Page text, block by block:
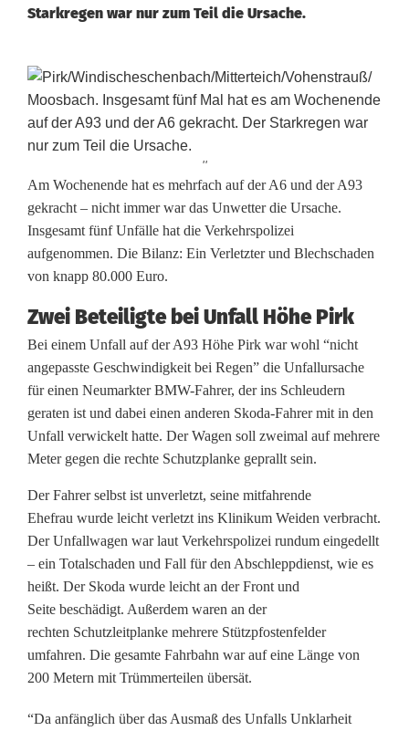
Starkregen war nur zum Teil die Ursache.
''
F
ü
n
U
n
f
ä
l
l
e
a
u
f
A
u
Am Wochenende hat es mehrfach auf der A6 und der A93
gekracht – nicht immer war das Unwetter die Ursache.
Insgesamt fünf Unfälle hat die Verkehrspolizei
aufgenommen. Die Bilanz: Ein Verletzter und Blechschaden
von knapp 80.000 Euro.
Zwei Beteiligte bei Unfall Höhe Pirk
Bei einem Unfall auf der A93 Höhe Pirk war wohl “nicht
angepasste Geschwindigkeit bei Regen” die Unfallursache
für einen Neumarkter BMW-Fahrer, der ins Schleudern
geraten ist und dabei einen anderen Skoda-Fahrer mit in den
Unfall verwickelt hatte. Der Wagen soll zweimal auf mehrere
Meter gegen die rechte Schutzplanke geprallt sein.
Der Fahrer selbst ist unverletzt, seine mitfahrende
Ehefrau wurde leicht verletzt ins Klinikum Weiden verbracht.
Der Unfallwagen war laut Verkehrspolizei rundum eingedellt
– ein Totalschaden und Fall für den Abschleppdienst, wie es
heißt. Der Skoda wurde leicht an der Front und
Seite beschädigt. Außerdem waren an der
rechten Schutzleitplanke mehrere Stützpfostenfelder
umfahren. Die gesamte Fahrbahn war auf eine Länge von
200 Metern mit Trümmerteilen übersät.
“Da anfänglich über das Ausmaß des Unfalls Unklarheit